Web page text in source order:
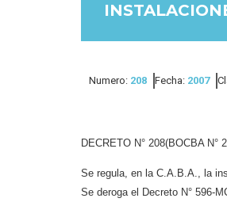
Numero: 208 Fecha: 2007
DECRETO N° 208(BOCBA N°
Se regula, en la C.A.B.A., la
Se deroga el Decreto N° 596-